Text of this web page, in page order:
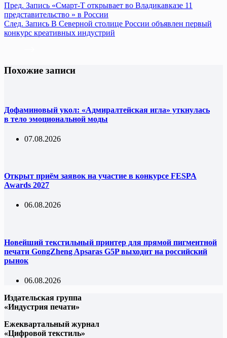
Пред. Запись «Смарт-Т открывает во Владикавказе 11
представительство » в России
След. Запись В Северной столице России объявлен первый
конкурс креативных индустрий
Похожие записи
Дофаминовый укол: «Адмиралтейская игла» уткнулась
в тело эмоциональной моды
07.08.2026
Открыт приём заявок на участие в конкурсе FESPA
Awards 2027
06.08.2026
Новейший текстильный принтер для прямой пигментной
печати GongZheng Apsaras G5P выходит на российский
рынок
06.08.2026
Издательская группа
«Индустрия печати»
Ежеквартальный журнал
«Цифровой текстиль»